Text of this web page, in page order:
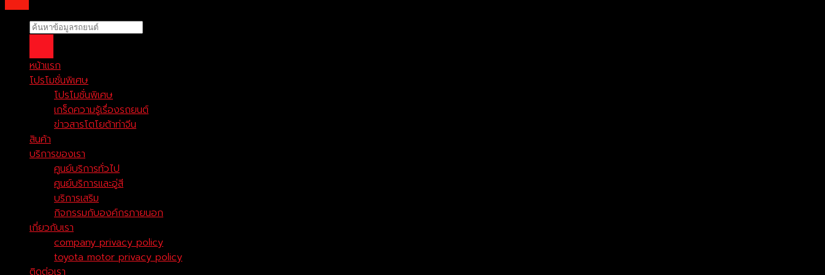
หน้าแรก
โปรโมชั่นพิเศษ
โปรโมชั่นพิเศษ
เกร็ดความรู้เรื่องรถยนต์
ข่าวสารโตโยต้าท่าจีน
สินค้า
บริการของเรา
ศูนย์บริการทั่วไป
ศูนย์บริการและอู่สี
บริการเสริม
กิจกรรมกับองค์กรภายนอก
เกี่ยวกับเรา
company privacy policy
toyota motor privacy policy
ติดต่อเรา